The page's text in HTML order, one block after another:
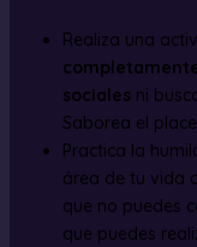
Realiza una
socialesni
Saborea el
Practica la
área de tu vida
que no puedes
que puedes